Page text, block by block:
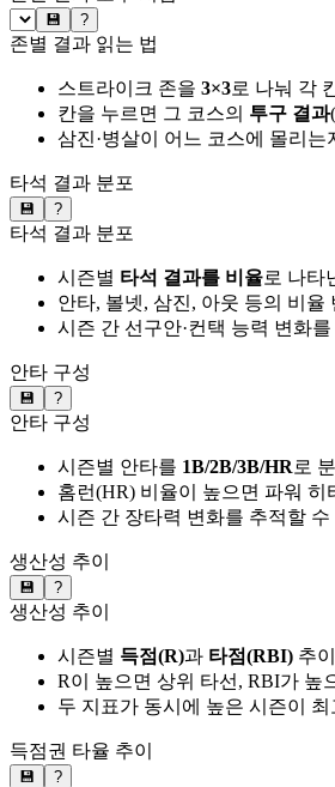
💾 ?
존별 결과 읽는 법
스트라이크 존을 3×3로 나눠 각
칸을 누르면 그 코스의 투구 결과
삼진·병살이 어느 코스에 몰리
타석 결과 분포
💾 ?
타석 결과 분포
시즌별 타석 결과를 비율로 나타
안타, 볼넷, 삼진, 아웃 등의 비율
시즌 간 선구안·컨택 능력 변화
안타 구성
💾 ?
안타 구성
시즌별 안타를 1B/2B/3B/HR로
홈런(HR) 비율이 높으면 파워 히
시즌 간 장타력 변화를 추적할
생산성 추이
💾 ?
생산성 추이
시즌별 득점(R)과 타점(RBI) 추
R이 높으면 상위 타선, RBI가 높
두 지표가 동시에 높은 시즌이
득점권 타율 추이
💾 ?